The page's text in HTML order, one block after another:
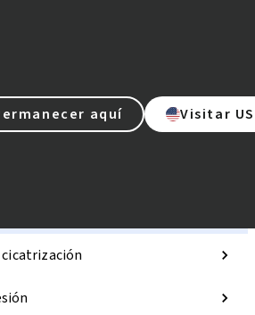
aquí Visitar